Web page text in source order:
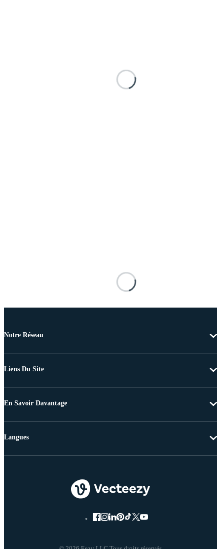
Notre Réseau
Liens Du Site
En Savoir Davantage
Langues